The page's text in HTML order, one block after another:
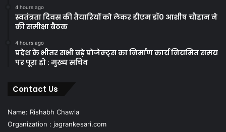
4 hours ago
स्वतंत्रता दिवस की तैयारियों को लेकर डीएम डॉ0 आशीष चौहान ने
की समीक्षा बैठक
4 hours ago
प्रदेश के भीतर सभी बड़े प्रोजेक्ट्स का निर्माण कार्य नियमित समय
पर पूरा हो : मुख्य सचिव
Contact Us
Name: Rishabh Chawla
Organization : jagrankesari.com